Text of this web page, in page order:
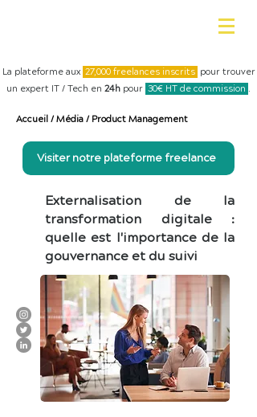
La plateforme aux 27,000 freelances inscrits pour trouver
un expert IT / Tech en 24h pour 30€ HT de commission .
Accueil / Média / Product Management
Visiter notre plateforme freelance
Externalisation de la
transformation digitale :
quelle est l'importance de la
gouvernance et du suivi